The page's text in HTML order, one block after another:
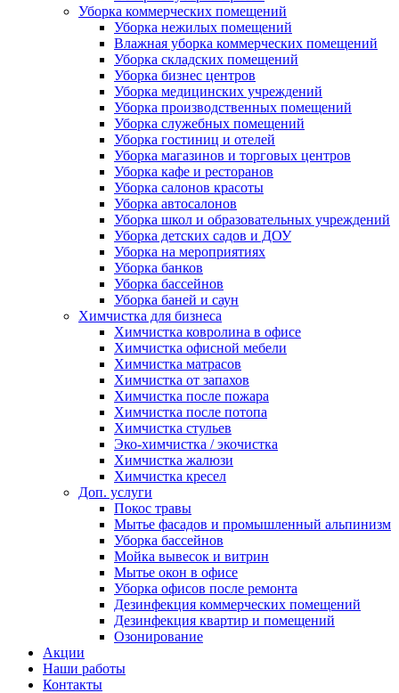
Уборка коммерческих помещений
Уборка нежилых помещений
Влажная уборка коммерческих помещений
Уборка складских помещений
Уборка бизнес центров
Уборка медицинских учреждений
Уборка производственных помещений
Уборка служебных помещений
Уборка гостиниц и отелей
Уборка магазинов и торговых центров
Уборка кафе и ресторанов
Уборка салонов красоты
Уборка автосалонов
Уборка школ и образовательных учреждений
Уборка детских садов и ДОУ
Уборка на мероприятиях
Уборка банков
Уборка бассейнов
Уборка баней и саун
Химчистка для бизнеса
Химчистка ковролина в офисе
Химчистка офисной мебели
Химчистка матрасов
Химчистка от запахов
Химчистка после пожара
Химчистка после потопа
Химчистка стульев
Эко-химчистка / экочистка
Химчистка жалюзи
Химчистка кресел
Доп. услуги
Покос травы
Мытье фасадов и промышленный альпинизм
Уборка бассейнов
Мойка вывесок и витрин
Мытье окон в офисе
Уборка офисов после ремонта
Дезинфекция коммерческих помещений
Дезинфекция квартир и помещений
Озонирование
Акции
Наши работы
Контакты